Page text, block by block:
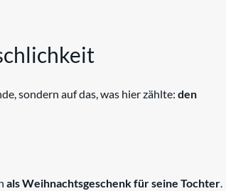
sondern auf das, was hier zählte: den
als Weihnachtsgeschenk für seine Tochter.